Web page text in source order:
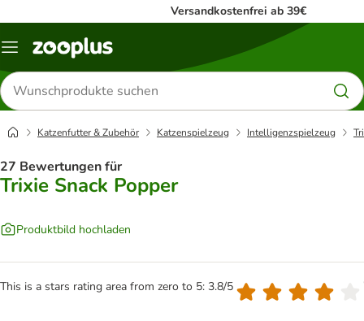
Versandkostenfrei ab 39€
Menü
Produkte
suchen
Katzenfutter & Zubehör Katzenspielzeug Intelligenzspielzeug
27 Bewertungen für
Trixie Snack Popper
Produktbild hochladen
This is a stars rating area from zero to 5: 3.8/5